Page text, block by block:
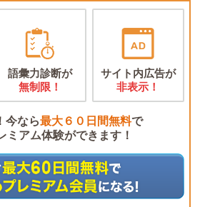
語彙力診断が
無制限！
サイト内広告が
非表示！
今なら最大６０日間無料で
ミアム体験ができます！